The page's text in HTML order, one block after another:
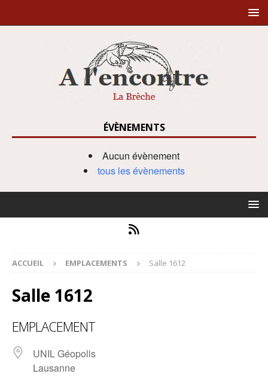
ÉVÈNEMENTS
Aucun évènement
tous les évènements
ACCUEIL EMPLACEMENTS Salle 1612
Salle 1612
EMPLACEMENT
UNIL Géopolis
Lausanne